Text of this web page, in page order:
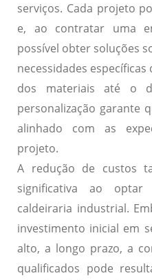
serviços. Cada projeto
e, ao contratar uma
possível obter soluções
necessidades
dos materiais até o
personalização garante
alinhado com as
projeto.
A redução de custos
significativa ao
caldeiraria industrial.
investimento inicial em
alto, a longo prazo, a
qualificados pode